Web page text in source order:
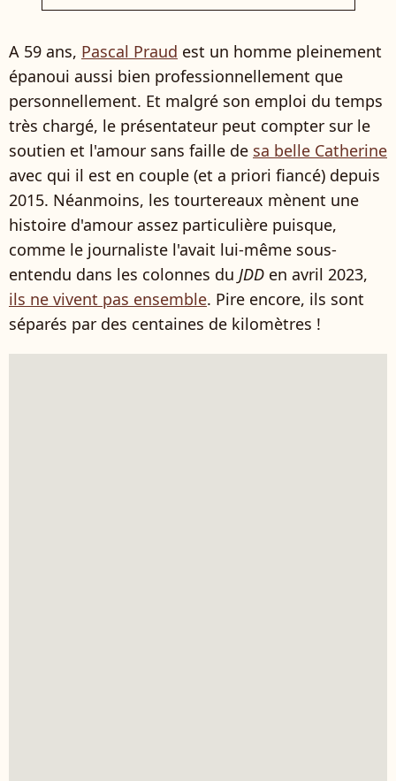
A 59 ans, Pascal Praud est un homme pleinement
épanoui aussi bien professionnellement que
personnellement. Et malgré son emploi du temps
très chargé, le présentateur peut compter sur le
soutien et l'amour sans faille de sa belle Catherine
avec qui il est en couple (et a priori fiancé) depuis
2015. Néanmoins, les tourtereaux mènent une
histoire d'amour assez particulière puisque,
comme le journaliste l'avait lui-même sous-
entendu dans les colonnes du JDD en avril 2023,
ils ne vivent pas ensemble. Pire encore, ils sont
séparés par des centaines de kilomètres !